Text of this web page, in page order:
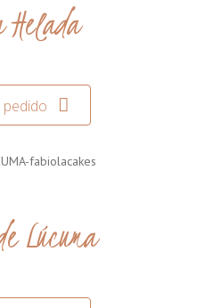
pedido
Lúcuma